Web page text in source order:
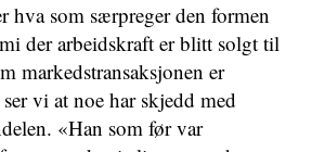
hva som særpreger den formen
der arbeidskraft er blitt solgt til
markedstransaksjonen er
vi at noe har skjedd med
«Han som før var